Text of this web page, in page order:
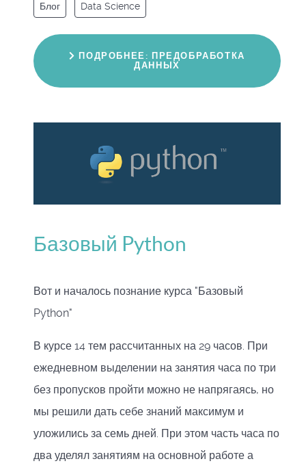
Блог Data Science
ПОДРОБНЕЕ: ПРЕДОБРАБОТКА
ДАННЫХ
Базовый Python
Вот и началось познание курса "Базовый
Python"
В курсе 14 тем рассчитанных на 29 часов. При
ежедневном выделении на занятия часа по три
без пропусков пройти можно не напрягаясь, но
мы решили дать себе знаний максимум и
уложились за семь дней. При этом часть часа по
два уделял занятиям на основной работе а